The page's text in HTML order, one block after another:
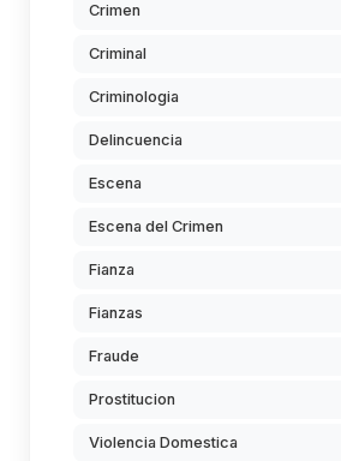
Crimen
Criminal
Criminologia
Delincuencia
Escena
Escena del Crimen
Fianza
Fianzas
Fraude
Prostitucion
Violencia Domestica